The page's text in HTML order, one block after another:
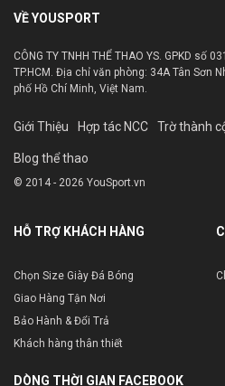
VỀ YOUSPORT
CÔNG TY TNHH THỂ THAO YS. GPKD số
TP.HCM. Địa chỉ văn phòng: 34A Tân Sơn
phố Hồ Chí Minh, Việt Nam.
Giới Thiệu Hợp tác NCC Trờ thành
Blog thể thao
© 2014 - 2026 YouSport.vn
HỖ TRỢ KHÁCH HÀNG
Chọn Size Giày Đá Bóng
Giao Hàng Tận Nơi
Bảo Hành & Đổi Trả
Khách hàng thân thiết
DÒNG THỜI GIAN FACEBOOK